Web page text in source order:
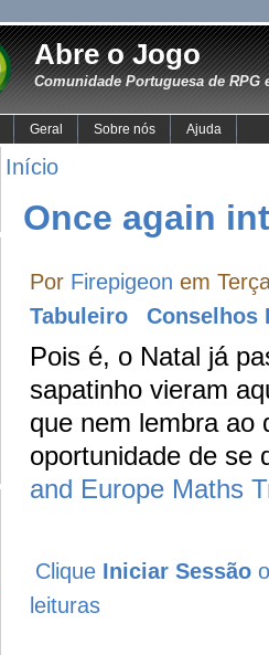
Abre o Jogo
Comunidade Portuguesa de RPG
Geral Sobre nós Ajuda
Início
Once again
Por Firepigeon em
Tabuleiro
Conselhos
Pois é, o Natal já
sapatinho vieram
que nem lembra ao
oportunidade de se
and Europe Maths
Clique Iniciar Sessão
leituras